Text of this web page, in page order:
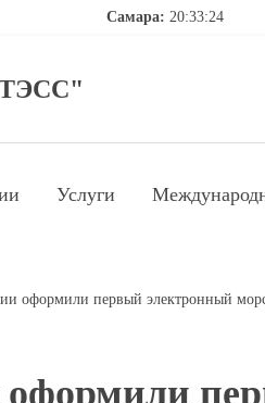
Самара: 20:33:24
Услуги
оформили первый электронный
оформили